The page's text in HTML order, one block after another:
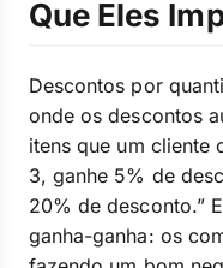
Que Eles
Descontos por
onde os descontos
itens que um cliente
3, ganhe 5% de
20% de desconto.”
ganha-ganha: os